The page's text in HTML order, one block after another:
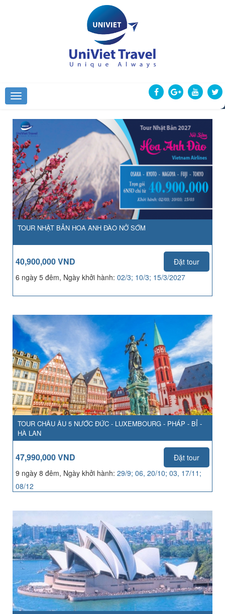
TOUR NHẬT BẢN HOA ANH ĐÀO NỞ SỚM
40,900,000 VND
Đặt tour
6 ngày 5 đêm, Ngày khởi hành: 02/3; 10/3; 15/3/2027
TOUR CHÂU ÂU 5 NƯỚC ĐỨC - LUXEMBOURG - PHÁP - BỈ -
HÀ LAN
47,990,000 VND
Đặt tour
9 ngày 8 đêm, Ngày khởi hành: 29/9; 06, 20/10; 03, 17/11;
08/12